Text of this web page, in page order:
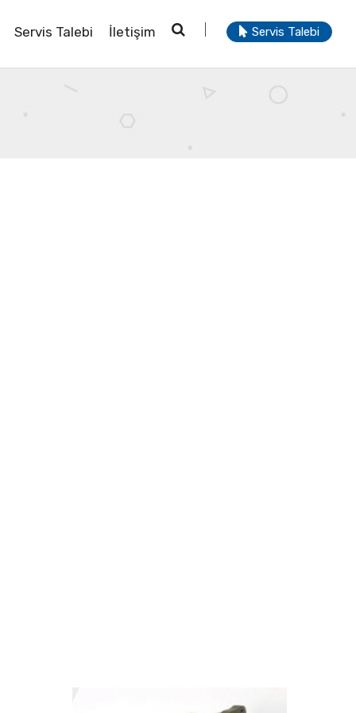
Servis Talebi İletişim Servis Talebi